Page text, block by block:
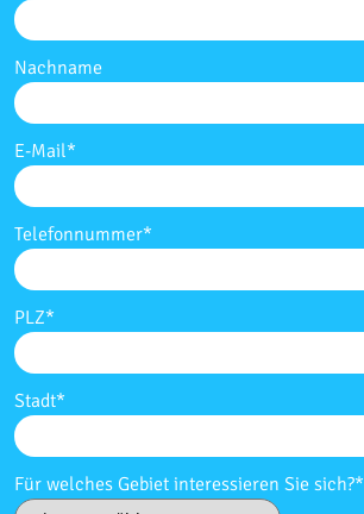
Nachname
E-Mail*
Telefonnummer*
PLZ*
Stadt*
Für welches Gebiet interessieren Sie sich?*